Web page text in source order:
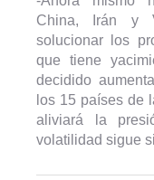
China, Irán y
solucionar los
que tiene
decidido
los 15 países de
aliviará la
volatilidad sigue